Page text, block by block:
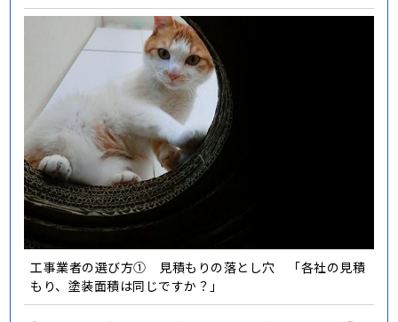
工事業者の選び方① 見積もりの落とし穴 「各社の見積
もり、塗装面積は同じですか？」